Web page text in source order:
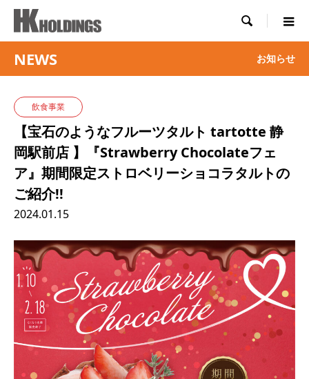

NEWS お知らせ
飲食事業
【宝石のようなフルーツタルト tartotte 静
岡駅前店 】『Strawberry Chocolateフェ
ア』期間限定ストロベリーショコラタルトの
ご紹介!!
2024.01.15